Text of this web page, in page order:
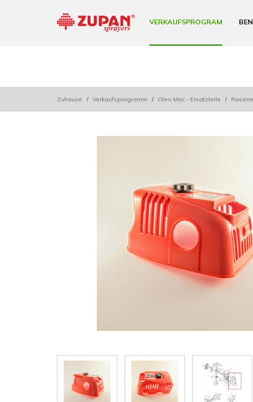
VERKAUFSPROGRAM
Zuhause / Verkaufsprogramm / Oleo Mac - Ersatzteile /